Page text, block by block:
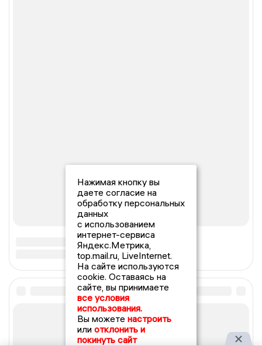
Нажимая кнопку вы
даете согласие на
обработку персональных
данных
с использованием
интернет-сервиса
Яндекс.Метрика,
top.mail.ru, LiveInternet.
На сайте используются
cookie. Оставаясь на
сайте, вы принимаете
все условия
использования.
Вы можете настроить
или отклонить и
покинуть сайт